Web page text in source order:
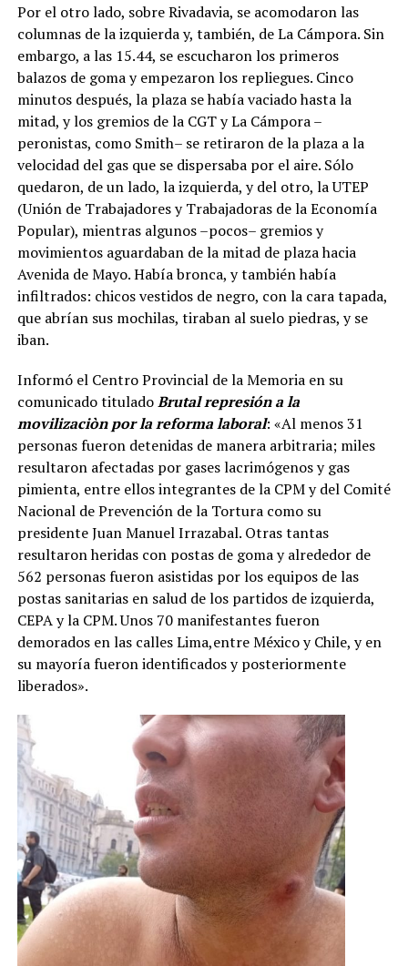
Por el otro lado, sobre Rivadavia, se acomodaron las
columnas de la izquierda y, también, de La Cámpora. Sin
embargo, a las 15.44, se escucharon los primeros
balazos de goma y empezaron los repliegues. Cinco
minutos después, la plaza se había vaciado hasta la
mitad, y los gremios de la CGT y La Cámpora –
peronistas, como Smith– se retiraron de la plaza a la
velocidad del gas que se dispersaba por el aire. Sólo
quedaron, de un lado, la izquierda, y del otro, la UTEP
(Unión de Trabajadores y Trabajadoras de la Economía
Popular), mientras algunos –pocos– gremios y
movimientos aguardaban de la mitad de plaza hacia
Avenida de Mayo. Había bronca, y también había
infiltrados: chicos vestidos de negro, con la cara tapada,
que abrían sus mochilas, tiraban al suelo piedras, y se
iban.
Informó el Centro Provincial de la Memoria en su
comunicado tituladoBrutal represión a la
movilizaciòn por la reforma laboral: «Al menos 31
personas fueron detenidas de manera arbitraria; miles
resultaron afectadas por gases lacrimógenos y gas
pimienta, entre ellos integrantes de la CPM y del Comité
Nacional de Prevención de la Tortura como su
presidente Juan Manuel Irrazabal. Otras tantas
resultaron heridas con postas de goma y alrededor de
562 personas fueron asistidas por los equipos de las
postas sanitarias en salud de los partidos de izquierda,
CEPA y la CPM. Unos 70 manifestantes fueron
demorados en las calles Lima,entre México y Chile, y en
su mayoría fueron identificados y posteriormente
liberados».